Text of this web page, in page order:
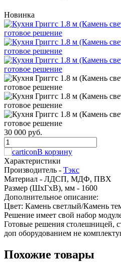
Новинка
30 000 руб.
В корзину
Характеристики
Производитель - Тэкс
Материал - ЛДСП, МДФ, ПВХ
Размер (ШхГхВ), мм - 1600
Дополнительное описание:
Цвет: Камень светлый/Камень
Решение имеет свой набор
Готовые решения столешницей,
доп оборудованием не
Похожие товары